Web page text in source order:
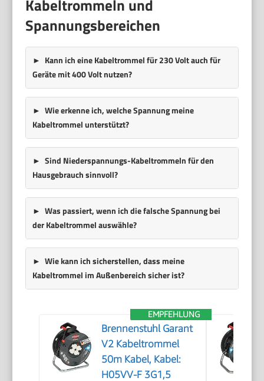
Kabeltrommeln und
Spannungsbereichen
Kann ich eine Kabeltrommel für 230 Volt auch für
Geräte mit 400 Volt nutzen?
Wie erkenne ich, welche Spannung meine
Kabeltrommel unterstützt?
Sind Niederspannungs-Kabeltrommeln für den
Hausgebrauch sinnvoll?
Was passiert, wenn ich die falsche Spannung bei
der Kabeltrommel auswähle?
Wie kann ich sicherstellen, dass meine
Kabeltrommel im Außenbereich sicher ist?
EMPFEHLUNG
Brennenstuhl Garant
V2 Kabeltrommel
50m Kabel, Kabel:
H05VV-F 3G1,5